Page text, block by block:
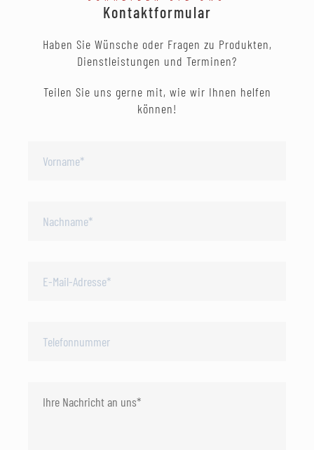
Kontaktformular
Haben Sie Wünsche oder Fragen zu Produkten,
Dienstleistungen und Terminen?
Teilen Sie uns gerne mit, wie wir Ihnen helfen
können!